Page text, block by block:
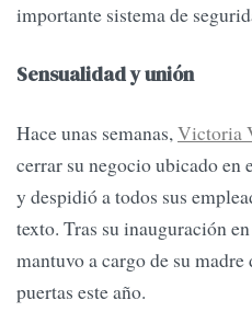
importante sistema de
Sensualidad y unión
Hace unas semanas,Victoria
cerrar su negocio ubicado
y despidió a todos sus
texto. Tras su inauguración
mantuvo a cargo de su
puertas este año.